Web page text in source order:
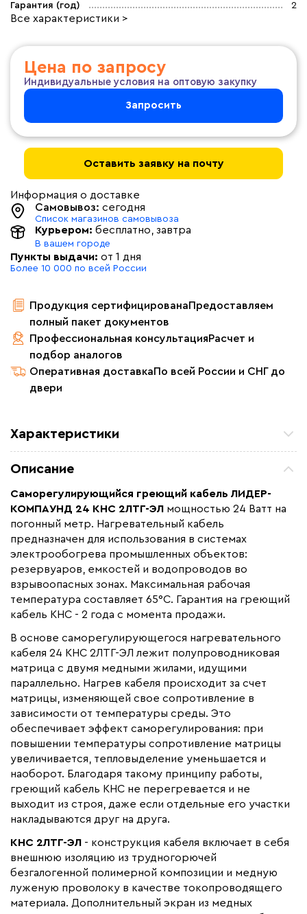
Гарантия (год) 2
Все характеристики >
Цена по запросу
Индивидуальные условия на оптовую закупку
Запросить
Оставить заявку на почту
Информация о доставке
Самовывоз: сегодня
Список магазинов самовывоза
Курьером: бесплатно , завтра
В вашем городе
Пункты выдачи: от 1 дня
Более 10 000 по всей России
Продукция сертифицированаПредоставляем
полный пакет документов
Профессиональная консультацияРасчет и
подбор аналогов
Оперативная доставкаПо всей России и СНГ до
двери
Характеристики
канализации, Для нефте
резервуаров и емкостей
Внутренний, Наружный
Толщина (мм)
Страна производства
Гарантия (год)
Срок службы(год) 20
Промышленный обогрев
Максимальная температура(C)
Тип кабеля саморегулирующийся
Коллекция Кабели КНС
Бренд
Материал
Трудногорючая
безгалогенная
полимернаякомпозиция
Минимальный радиус изгиба (мм)
Описание
Саморегулирующийся греющий кабель ЛИДЕР-
КОМПАУНД 24 КНС 2ЛТГ-ЭЛ мощностью 24 Ватт на
погонный метр. Нагревательный кабель
предназначен для использования в системах
электрообогрева промышленных объектов:
резервуаров, емкостей и водопроводов во
взрывоопасных зонах. Максимальная рабочая
температура составляет 65°С. Гарантия на греющий
кабель КНС - 2 года с момента продажи.
В основе саморегулирующегося нагревательного
кабеля 24 КНС 2ЛТГ-ЭЛ лежит полупроводниковая
матрица с двумя медными жилами, идущими
параллельно. Нагрев кабеля происходит за счет
матрицы, изменяющей свое сопротивление в
зависимости от температуры среды. Это
обеспечивает эффект саморегулирования: при
повышении температуры сопротивление матрицы
увеличивается, тепловыделение уменьшается и
наоборот. Благодаря такому принципу работы,
греющий кабель КНС не перегревается и не
выходит из строя, даже если отдельные его участки
накладываются друг на друга.
КНС 2ЛТГ-ЭЛ - конструкция кабеля включает в себя
внешнюю изоляцию из трудногорючей
безгалогенной полимерной композиции и медную
луженую проволоку в качестве токопроводящего
материала. Дополнительный экран из медных